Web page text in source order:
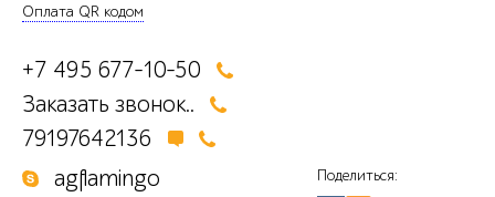
Оплата QR кодом
+7 495 677-10-50
Заказать звонок..
79197642136
agflamingo
Поделиться: